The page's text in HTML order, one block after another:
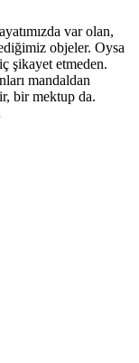
var olan,
objeler. Oysa
şikayet etmeden.
mandaldan
bir mektup da.